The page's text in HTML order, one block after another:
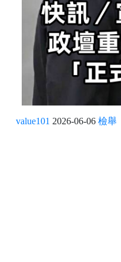
value101 2026-06-06 檢舉